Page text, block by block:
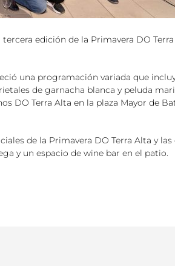
edición de la Primavera DO
una programación variada que
de garnacha blanca y peluda
DO Terra Alta en la plaza Mayor de
de la Primavera DO Terra Alta y
y un espacio de wine bar en el patio.